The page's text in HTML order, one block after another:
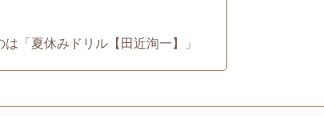
は「夏休みドリル【田近洵一】」